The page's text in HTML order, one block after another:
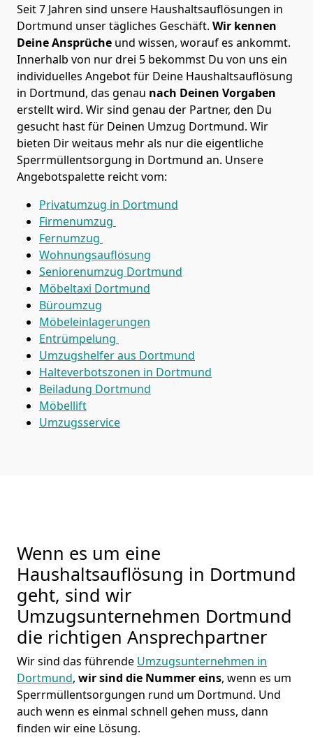
Seit 7 Jahren sind unsere Haushaltsauflösungen in
Dortmund unser tägliches Geschäft. Wir kennen
Deine Ansprüche und wissen, worauf es ankommt.
Innerhalb von nur drei 5 bekommst Du von uns ein
individuelles Angebot für Deine Haushaltsauflösung
in Dortmund, das genau nach Deinen Vorgaben
erstellt wird. Wir sind genau der Partner, den Du
gesucht hast für Deinen Umzug Dortmund. Wir
bieten Dir weitaus mehr als nur die eigentliche
Sperrmüllentsorgung in Dortmund an. Unsere
Angebotspalette reicht vom:
Privatumzug in Dortmund
Firmenumzug
Fernumzug
Wohnungsauflösung
Seniorenumzug Dortmund
Möbeltaxi Dortmund
Büroumzug
Möbeleinlagerungen
Entrümpelung
Umzugshelfer aus Dortmund
Halteverbotszonen in Dortmund
Beiladung Dortmund
Möbellift
Umzugsservice
Wenn es um eine
Haushaltsauflösung in Dortmund
geht, sind wir
Umzugsunternehmen Dortmund
die richtigen Ansprechpartner
Wir sind das führende Umzugsunternehmen in
Dortmund, wir sind die Nummer eins, wenn es um
Sperrmüllentsorgungen rund um Dortmund. Und
auch wenn es einmal schnell gehen muss, dann
finden wir eine Lösung.